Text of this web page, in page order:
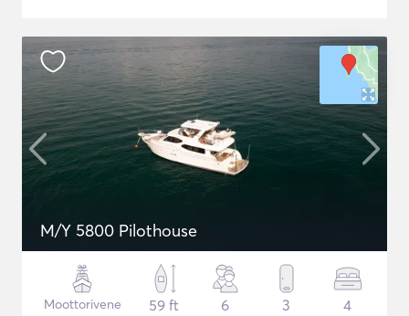
M/Y 5800 Pilothouse
Moottorivene
59 ft
6 3 4